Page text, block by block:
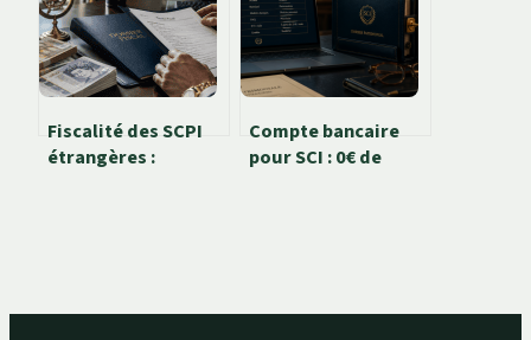
Fiscalité des SCPI
étrangères :
Compte bancaire
pour SCI : 0€ de